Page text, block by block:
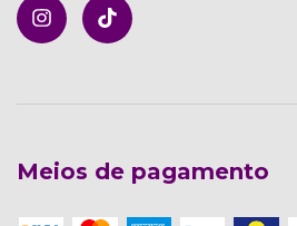
Meios de pagamento